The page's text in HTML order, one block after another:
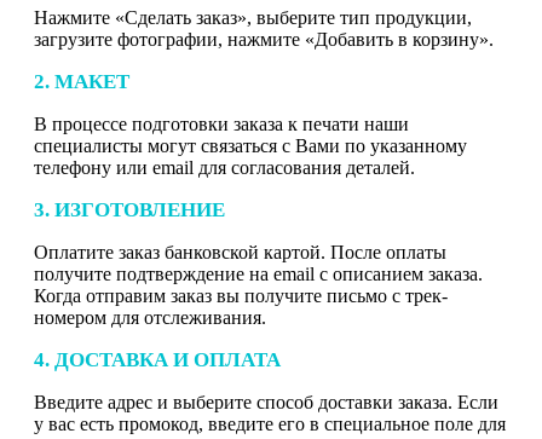
Нажмите «Сделать заказ», выберите тип продукции,
загрузите фотографии, нажмите «Добавить в корзину».
2. МАКЕТ
В процессе подготовки заказа к печати наши
специалисты могут связаться с Вами по указанному
телефону или email для согласования деталей.
3. ИЗГОТОВЛЕНИЕ
Оплатите заказ банковской картой. После оплаты
получите подтверждение на email с описанием заказа.
Когда отправим заказ вы получите письмо с трек-
номером для отслеживания.
4. ДОСТАВКА И ОПЛАТА
Введите адрес и выберите способ доставки заказа. Если
у вас есть промокод, введите его в специальное поле для